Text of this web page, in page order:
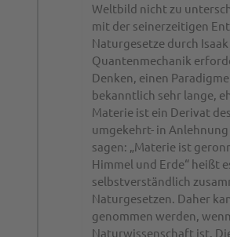
Weltbild nicht zu
mit der seinerzeitigen
Naturgesetze durch
Quantenmechanik
Denken, einen
bekanntlich sehr lange,
Materie ist ein Derivat
umgekehrt- in
sagen: „Materie ist
Himmel und Erde“ heißt
selbstverständlich
Naturgesetzen. Daher
genommen werden,
Naturwissenschaft ist.